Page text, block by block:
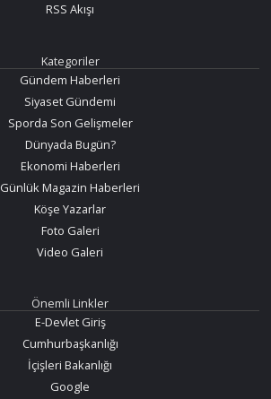
RSS Akışı
Kategoriler
Gündem Haberleri
Siyaset Gündemi
Sporda Son Gelişmeler
Dünyada Bugün?
Ekonomi Haberleri
Günlük Magazin Haberleri
Köşe Yazarlar
Foto Galeri
Video Galeri
Önemli Linkler
E-Devlet Giriş
Cumhurbaşkanlığı
İçişleri Bakanlığı
Google